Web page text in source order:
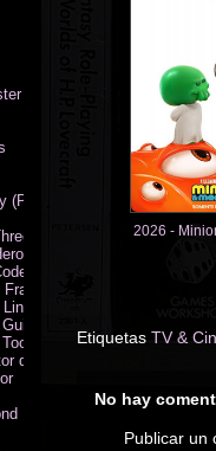
2026 -
Etiquetas TV &
No hay
Publicar un
(Neil Gaiman)
Kings
of the Sea
of Honour (PDF)
(PDF)
de juego